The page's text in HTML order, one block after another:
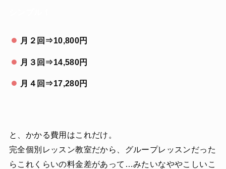
月２回⇒10,800円
月３回⇒14,580円
月４回⇒17,280円
と、かかる費用はこれだけ。
完全個別レッスン教室だから、グループレッスンだった
らこれくらいの料金差があって…みたいなややこしいこ